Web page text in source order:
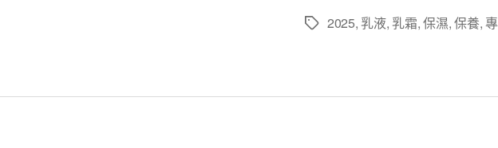
標 2025, 乳液, 乳霜,保濕,保養,